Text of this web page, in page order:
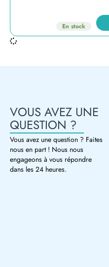
En stock
VOUS AVEZ UNE
QUESTION ?
Vous avez une question ? Faites
nous en part ! Nous nous
engageons à vous répondre
dans les 24 heures.